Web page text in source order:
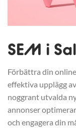
SEM i
Förbättra din
effektiva upplägg
noggrant utvalda
annonser
och engagera din